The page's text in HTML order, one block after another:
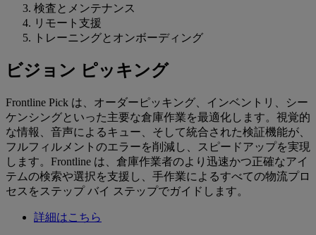
検査とメンテナンス
リモート支援
トレーニングとオンボーディング
ビジョン ピッキング
Frontline Pick は、オーダーピッキング、インベントリ、シー
ケンシングといった主要な倉庫作業を最適化します。視覚的
な情報、音声によるキュー、そして統合された検証機能が、
フルフィルメントのエラーを削減し、スピードアップを実現
します。Frontline は、倉庫作業者のより迅速かつ正確なアイ
テムの検索や選択を支援し、手作業によるすべての物流プロ
セスをステップ バイ ステップでガイドします。
詳細はこちら